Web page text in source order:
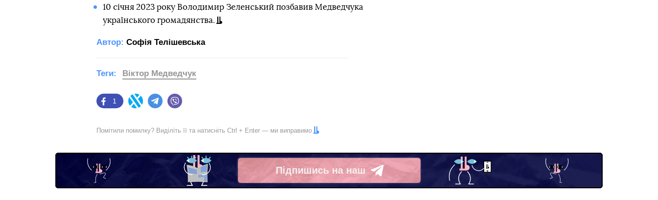
10 січня 2023 року Володимир Зеленський позбавив Медведчука
українського громадянства.
Автор: Софія Телішевська
Facebook
1
Twitter Telegram
Теги: Віктор Медведчук
Помітили помилку? Виділіть її та натисніть Ctrl + Enter — ми виправимо
Підпишись на наш
Telegram